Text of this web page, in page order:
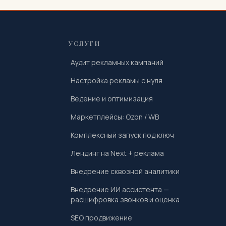
УСЛУГИ
Аудит рекламных кампаний
Настройка рекламы с нуля
Ведение и оптимизация
Маркетплейсы: Ozon / WB
Комплексный запуск под ключ
Лендинг на Next + реклама
Внедрение сквозной аналитики
Внедрение ИИ ассистента —
расшифровка звонков и оценка
SEO продвижение